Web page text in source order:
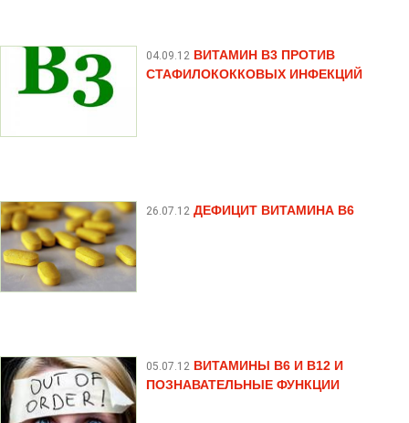
04.09.12 ВИТАМИН B3 ПРОТИВ
СТАФИЛОКОККОВЫХ ИНФЕКЦИЙ
26.07.12 ДЕФИЦИТ ВИТАМИНА B6
05.07.12 ВИТАМИНЫ B6 И B12 И
ПОЗНАВАТЕЛЬНЫЕ ФУНКЦИИ